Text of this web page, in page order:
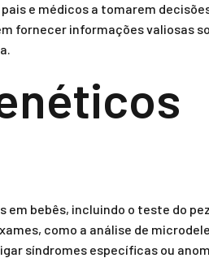
e médicos a tomarem
fornecer informações valiosas
bebês, incluindo o teste do
como a análise de
síndromes específicas ou